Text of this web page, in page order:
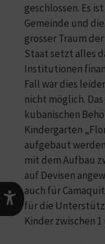
geschlossen. Es
Gemeinde und
grosser Traum
Staat setzt alles
Institutionen
Fall war dies
nicht möglich.
kubanischen
Kindergarten
aufgebaut
mit dem Aufbau
auf Devisen
auch für
für die
Kinder zwischen